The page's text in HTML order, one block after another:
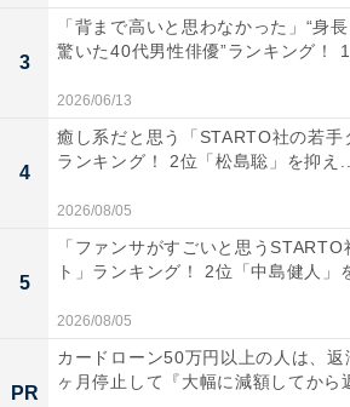
第2位：コメダ珈琲店
第2位は、「コメダ珈琲店」。同調
と思うコーヒーチェーン店」ランキ
クインしています。
回答者からは、「量も多いと思うけ
い勢からするとちょっとコスパ悪い
3
「背まで高いと思わなかった」“身
驚いた40代男性俳優”ランキング！
2026/06/13
4
癒し系だと思う「STARTO社の若手
ランキング！ 2位「松島聡」を抑え...
2026/08/05
5
「ファンサがすごいと思うSTARTO
ト」ランキング！ 2位「中島健人」
2026/08/05
PR
カードローン50万円以上の人は、返
ヶ月停止して『大幅に減額してから